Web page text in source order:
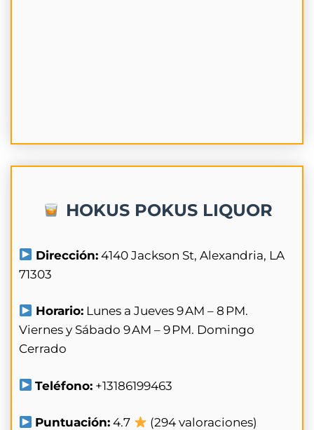
HOKUS POKUS LIQUOR
Dirección: 4140 Jackson St, Alexandria, LA
71303
Horario: Lunes a Jueves 9 AM – 8 PM.
Viernes y Sábado 9 AM – 9 PM. Domingo
Cerrado
Teléfono: +13186199463
Puntuación: 4.7 (294 valoraciones)